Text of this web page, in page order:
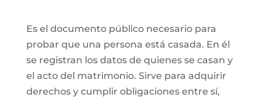
Es el documento público necesario para
probar que una persona está casada. En él
se registran los datos de quienes se casan y
el acto del matrimonio. Sirve para adquirir
derechos y cumplir obligaciones entre sí,